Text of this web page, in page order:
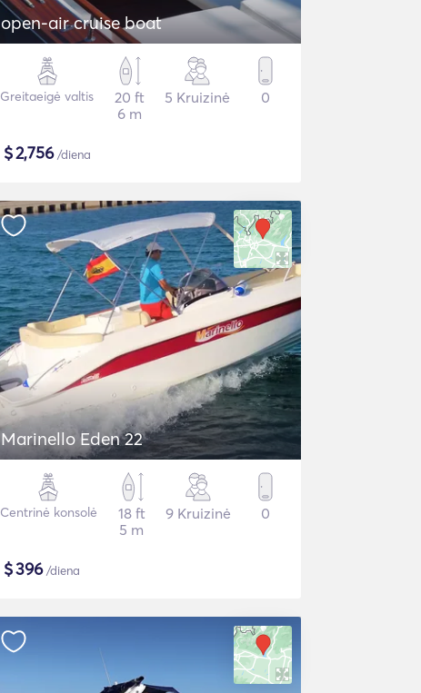
open-air cruise boat
Greitaeigė valtis
20 ft
6 m
5 Kruizinė 0
$2,756/diena
Marinello Eden 22
Centrinė konsolė
18 ft
5 m
9 Kruizinė 0
$396/diena